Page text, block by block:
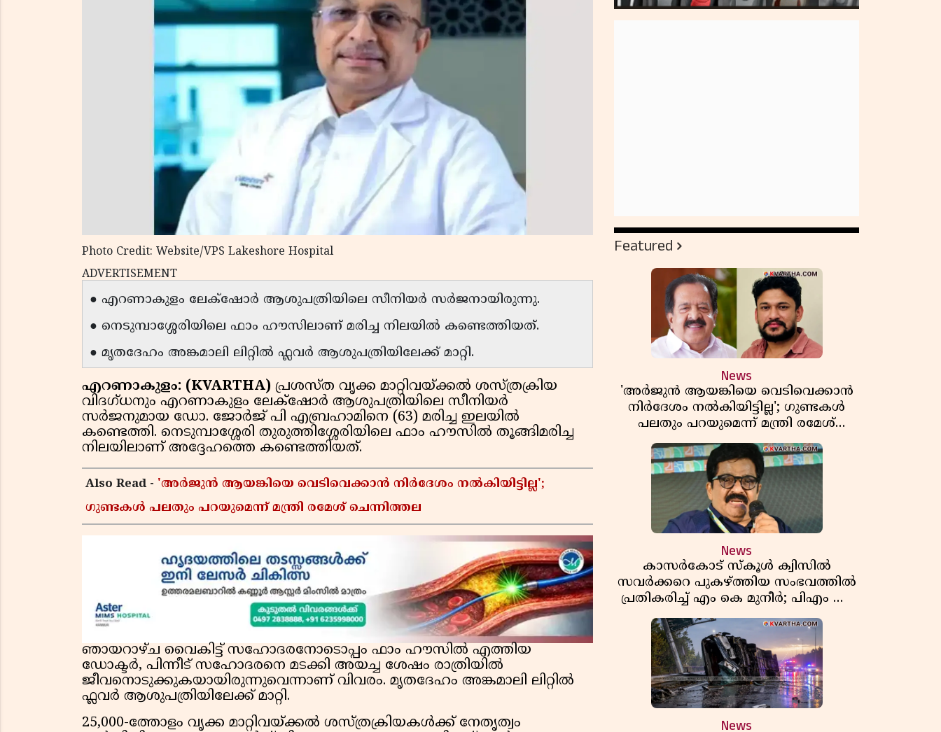
Photo Credit: Website/VPS Lakeshore Hospital
ADVERTISEMENT
● എറണാകുളം ലേക്‌ഷോർ ആശുപത്രിയിലെ സീനിയർ സർജനായിരുന്നു.
● നെടുമ്പാശ്ശേരിയിലെ ഫാം ഹൗസിലാണ് മരിച്ച നിലയിൽ കണ്ടെത്തിയത്.
● മൃതദേഹം അങ്കമാലി ലിറ്റിൽ ഫ്ലവർ ആശുപത്രിയിലേക്ക് മാറ്റി.
എറണാകുളം: (KVARTHA) പ്രശസ്ത വൃക്ക മാറ്റിവയ്ക്കൽ ശസ്ത്രക്രിയ
വിദഗ്ധനും എറണാകുളം ലേക്‌ഷോർ ആശുപത്രിയിലെ സീനിയർ
സർജനുമായ ഡോ. ജോർജ് പി എബ്രഹാമിനെ (63) മരിച്ച ഇലയിൽ
കണ്ടെത്തി. നെടുമ്പാശ്ശേരി തുരുത്തിശ്ശേരിയിലെ ഫാം ഹൗസിൽ തൂങ്ങിമരിച്ച
നിലയിലാണ് അദ്ദേഹത്തെ കണ്ടെത്തിയത്.
Also Read - 'അർജുൻ ആയങ്കിയെ വെടിവെക്കാൻ നിർദേശം നൽകിയിട്ടില്ല';
ഗുണ്ടകൾ പലതും പറയുമെന്ന് മന്ത്രി രമേശ് ചെന്നിത്തല
ഞായറാഴ്ച വൈകിട്ട് സഹോദരനോടൊപ്പം ഫാം ഹൗസിൽ എത്തിയ
ഡോക്ടർ, പിന്നീട് സഹോദരനെ മടക്കി അയച്ച ശേഷം രാത്രിയിൽ
ജീവനൊടുക്കുകയായിരുന്നുവെന്നാണ് വിവരം. മൃതദേഹം അങ്കമാലി ലിറ്റിൽ
ഫ്ലവർ ആശുപത്രിയിലേക്ക് മാറ്റി.
25,000-ത്തോളം വൃക്ക മാറ്റിവയ്ക്കൽ ശസ്ത്രക്രിയകൾക്ക് നേതൃത്വം
Featured
News
'അർജുൻ ആയങ്കിയെ വെടിവെക്കാൻ
നിർദേശം നൽകിയിട്ടില്ല'; ഗുണ്ടകൾ
പലതും പറയുമെന്ന് മന്ത്രി രമേശ്
ചെന്നിത്തല
News
കാസർകോട് സ്കൂൾ ക്വിസിൽ
സവർക്കറെ പുകഴ്ത്തിയ സംഭവത്തിൽ
പ്രതികരിച്ച് എം കെ മുനീർ; പിഎം ശ്രീ
പദ്ധതിയിലും പ്രതികരണം
News